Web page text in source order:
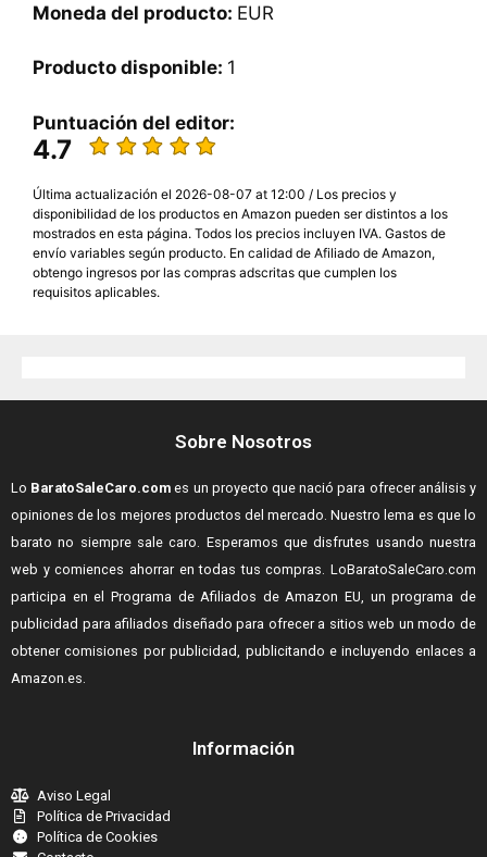
Moneda del producto: EUR
Producto disponible: 1
Puntuación del editor:
4.7
Última actualización el 2026-08-07 at 12:00 / Los precios y
disponibilidad de los productos en Amazon pueden ser distintos a los
mostrados en esta página. Todos los precios incluyen IVA. Gastos de
envío variables según producto. En calidad de Afiliado de Amazon,
obtengo ingresos por las compras adscritas que cumplen los
requisitos aplicables.
Sobre Nosotros
Lo BaratoSaleCaro.com es un proyecto que nació para ofrecer análisis y
opiniones de los mejores productos del mercado. Nuestro lema es que lo
barato no siempre sale caro. Esperamos que disfrutes usando nuestra
web y comiences ahorrar en todas tus compras. LoBaratoSaleCaro.com
participa en el Programa de Afiliados de Amazon EU, un programa de
publicidad para afiliados diseñado para ofrecer a sitios web un modo de
obtener comisiones por publicidad, publicitando e incluyendo enlaces a
Amazon.es.
Información
Aviso Legal
Política de Privacidad
Política de Cookies